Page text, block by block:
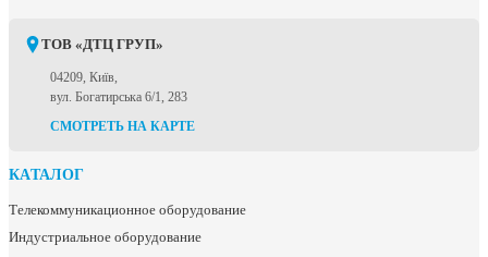
ТОВ «ДТЦ ГРУП»
04209, Київ,
вул. Богатирська 6/1, 283
СМОТРЕТЬ НА КАРТЕ
КАТАЛОГ
Телекоммуникационное оборудование
Индустриальное оборудование